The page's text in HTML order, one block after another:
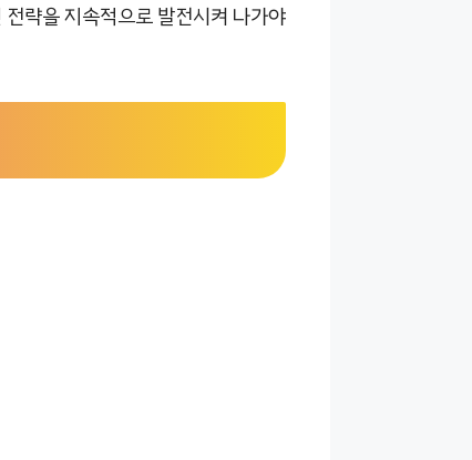
략을 지속적으로 발전시켜 나가야